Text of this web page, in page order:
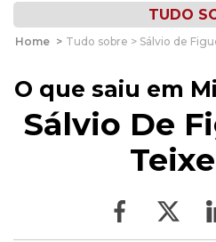
TUDO
Home > Tudo sobre > Sálvio de
O que saiu em
Sálvio De